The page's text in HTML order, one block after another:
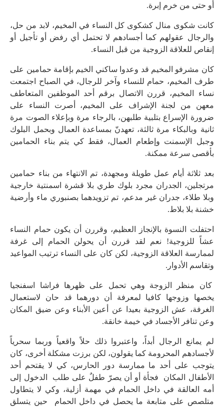
أو حتى من خرم إبرة.
كانت شكوى منال كشكوى كل النساء في المخيم، لابد من حل،
والرجال عقولهم كما أجسادهم لا تحتمل أي رفض أو تأجيل أو
إنقاص للعلاقة الزوجية من قبل النساء.
كان مشرفو المخيم قد وعدوا ساكني الخيم بإقامة حمامين على
طرف المخيم، حمام للنساء وآخر للرجال، في الصباح اجتمعت
نساء المخيم، قررن الاتصال برقم أحد الموظفين المتعاطف
معهن من لجنة الإشراف على المخيم، أصرت النساء على
ضرورة الإسراع بتلبية طلبهن، بالرجاء مرة وبإعلاء الصوت مرة
ثانية وبالبكاء مرة ثالثة، تعهدنّ بمساعدة العمال وبحمل البلوك
وجبل الإسمنت وإطعام العمال، فقط كي يتم بناء الحمامين
بأقصى سرعة ممكنة.
بعد ثلاثة أيام عمل طويلة ومجهدة، تم الانتهاء من بناء حمامين
مرتجلين، الجدران مجرد بلوك طري بلا قشرة اسمنتية خارجية
وبلا طلاء، جدران غير مدعم، تم تزويدهما بصنبوري ماء وأرضية
خشنة بلا بلاط.
احتفلت النسوة بالإنجاز العظيم، وقررن أن يكون حمام النساء
عشاً للزوجية! نعم لقد قررن أن يحولن الحمام إلى غرفة
لممارسة العلاقة الزوجية، لكن كان على النساء ترتيب المواعيد
وتقاسم الأدوار.
كان منظر الزوجة وهي تحمل على ظهرها فراشا اسفنجيا
يخصها وزوجها كافيا لمعرفة أن دورهما قد حان لاستعمال
الغرفة، عش الزوجية بعيدا عن أعين الأبناء وعن ضيق المكان
وعن تنافر الأجساد في خيمة خانقة.
لم يمانع الرجال أبداً، واعتبروا ذلك حلاً واقعياً وربما سحرياً
لأجسادهم المحرومة كما يقولون، لكن برزت مشكلة أخرى، كان
يتوجب على أحد ما ممارسة دور الحارس، كي لا يقتحم أحد
الأطفال المكان فجأة أو أن يصرّ طفلٌ على طلب الدخول إلى
أمه العالقة في داخل الحمام في مهمة أزلية، وكي لا يتطاول
متلصص على متابعة ما يحصل في داخل الحمام حين يتسلق